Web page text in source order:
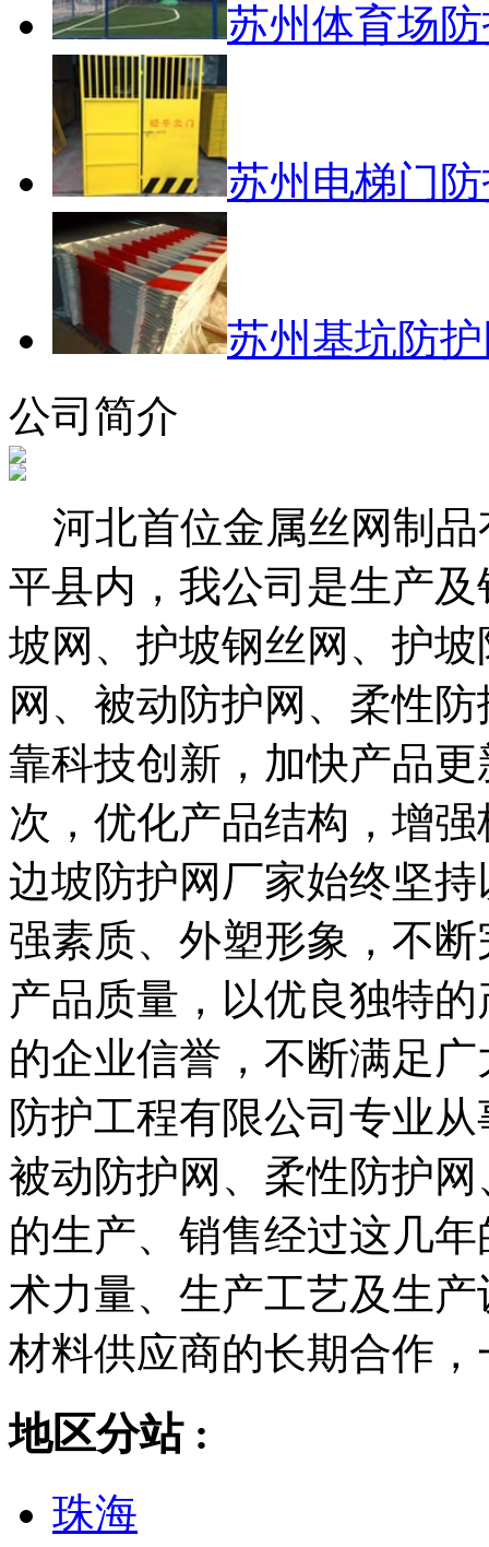
苏州体育场
苏州电梯门
苏州基坑防
公司简介
河北首位金属丝网制品
平县内，我公司是生产
坡网、护坡钢丝网、护
网、被动防护网、柔性
靠科技创新，加快产品
次，优化产品结构，增
边坡防护网厂家始终坚
强素质、外塑形象，不
产品质量，以优良独特
的企业信誉，不断满足
防护工程有限公司专业
被动防护网、柔性防护
的生产、销售经过这几
术力量、生产工艺及生
材料供应商的长期合作
地区分站 :
珠海